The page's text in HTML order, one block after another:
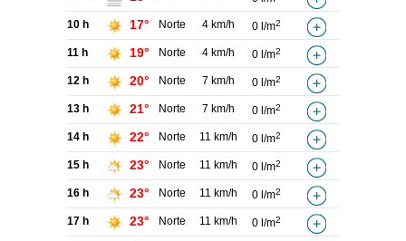
10 h 17° Norte 4 km/h 0 l/m2
11 h 19° Norte 4 km/h 0 l/m2
12 h 20° Norte 7 km/h 0 l/m2
13 h 21° Norte 7 km/h 0 l/m2
14 h 22° Norte 11 km/h 0 l/m2
15 h 23° Norte 11 km/h 0 l/m2
16 h 23° Norte 11 km/h 0 l/m2
17 h 23° Norte 11 km/h 0 l/m2